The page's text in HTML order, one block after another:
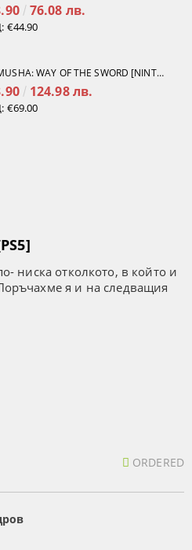
76.08 лв.
€44.90
ONIMUSHA: WAY OF THE SWORD [NINTENDO SWITCH 2]
124.98 лв.
€69.00
ниска отколкото, в който и
я и на следващия
ORDERED